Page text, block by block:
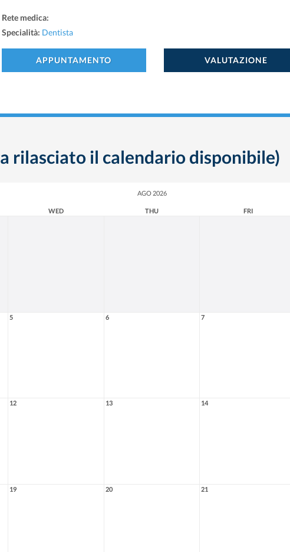
Rete medica:
Specialità: Dentista
APPUNTAMENTO VALUTAZIONE
rilasciato il calendario disponibile)
AGO 2026
WED THU FRI
5 6 7
12 13 14
19 20 21